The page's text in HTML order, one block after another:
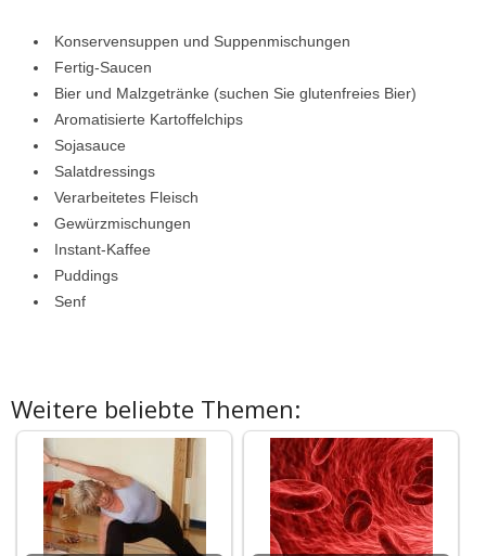
Konservensuppen und Suppenmischungen
Fertig-Saucen
Bier und Malzgetränke (suchen Sie glutenfreies Bier)
Aromatisierte Kartoffelchips
Sojasauce
Salatdressings
Verarbeitetes Fleisch
Gewürzmischungen
Instant-Kaffee
Puddings
Senf
Weitere beliebte Themen: